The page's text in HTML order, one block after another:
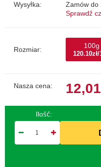
Wysyłka:
Zamów do
Sprawdź
Rozmiar: 100g
Nasza cena:
Ilość: